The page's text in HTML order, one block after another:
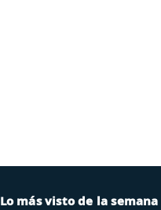
Lo más visto de la semana